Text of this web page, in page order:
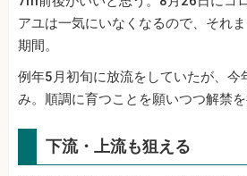
アユは一気にいなくなるので、それ
期間。
例年5月初旬に放流をしていたが、今
み。順調に育つことを願いつつ解禁を
下流・上流も狙える